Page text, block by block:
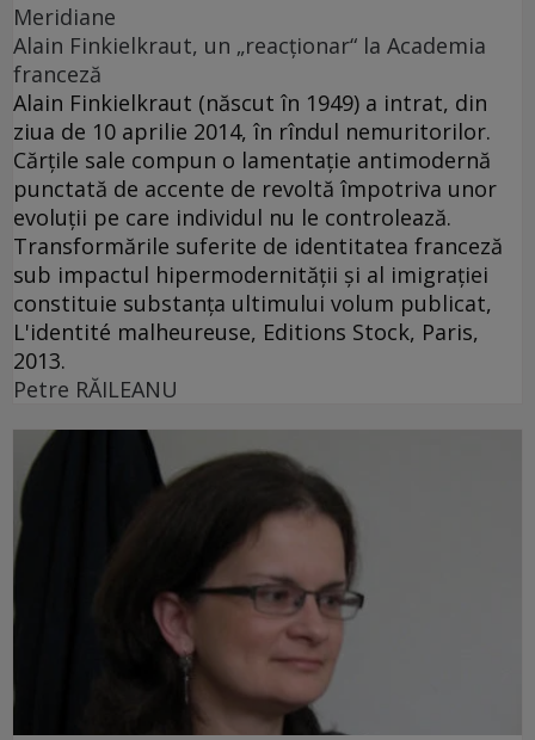
Meridiane
Alain Finkielkraut, un „reacţionar“ la Academia
franceză
Alain Finkielkraut (născut în 1949) a intrat, din
ziua de 10 aprilie 2014, în rîndul nemuritorilor.
Cărţile sale compun o lamentaţie antimodernă
punctată de accente de revoltă împotriva unor
evoluţii pe care individul nu le controlează.
Transformările suferite de identitatea franceză
sub impactul hipermodernităţii şi al imigraţiei
constituie substanţa ultimului volum publicat,
L'identité malheureuse, Editions Stock, Paris,
2013.
Petre RĂILEANU